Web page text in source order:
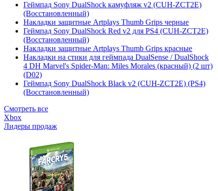
Геймпад Sony DualShock камуфляж v2 (CUH-ZCT2E)
(Восстановленный)
Накладки защитные Artplays Thumb Grips черные
Геймпад Sony DualShock Red v2 для PS4 (CUH-ZCT2E)
(Восстановленный)
Накладки защитные Artplays Thumb Grips красные
Накладки на стики для геймпада DualSense / DualShock
4 DH Marvel's Spider-Man: Miles Morales (красный) (2 шт)
(D02)
Геймпад Sony DualShock Black v2 (CUH-ZCT2E) (PS4)
(Восстановленный)
Смотреть все
Xbox
Лидеры продаж